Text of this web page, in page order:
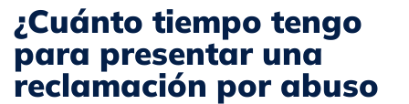
¿Cuánto tiempo tengo
para presentar una
reclamación por abuso